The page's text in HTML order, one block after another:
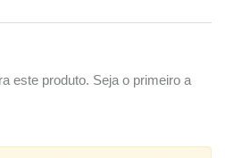
este produto. Seja o primeiro a